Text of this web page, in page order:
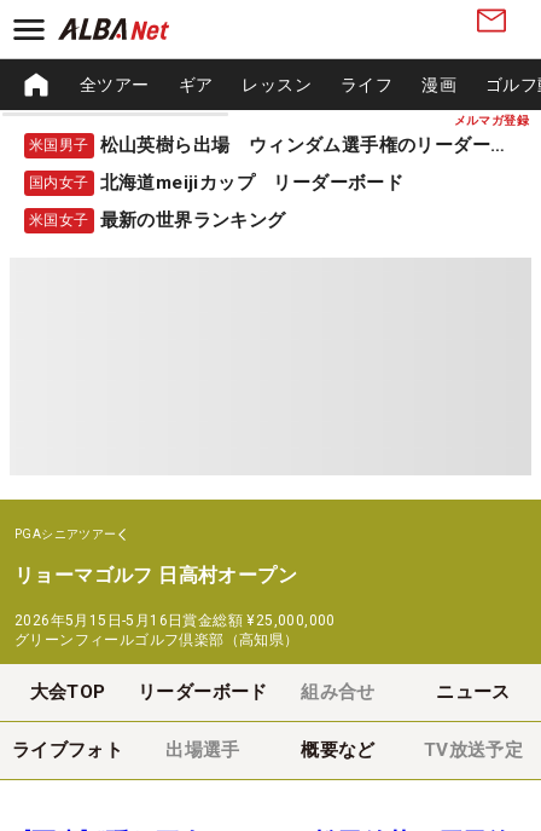
メルマガ登録
全ツアー ギア レッスン ライフ 漫画 ゴル
米国男子 松山英樹ら出場 ウィンダム選手権のリーダーボード
国内女子 北海道meijiカップ リーダーボード
米国女子 最新の世界ランキング
PGAシニアツアー
リョーマゴルフ 日高村オープン
2026年5月15日-5月16日賞金総額 ¥25,000,000
グリーンフィールゴルフ倶楽部（高知県）
大会TOP リーダーボード 組み合せ ニュース
ライブフォト 出場選手 概要など TV放送予定